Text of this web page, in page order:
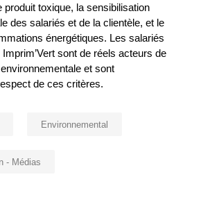
produit toxique, la sensibilisation
des salariés et de la clientèle, et le
énergétiques. Les salariés
sont de réels acteurs de
et sont
de ces critères.
Environnemental
- Médias